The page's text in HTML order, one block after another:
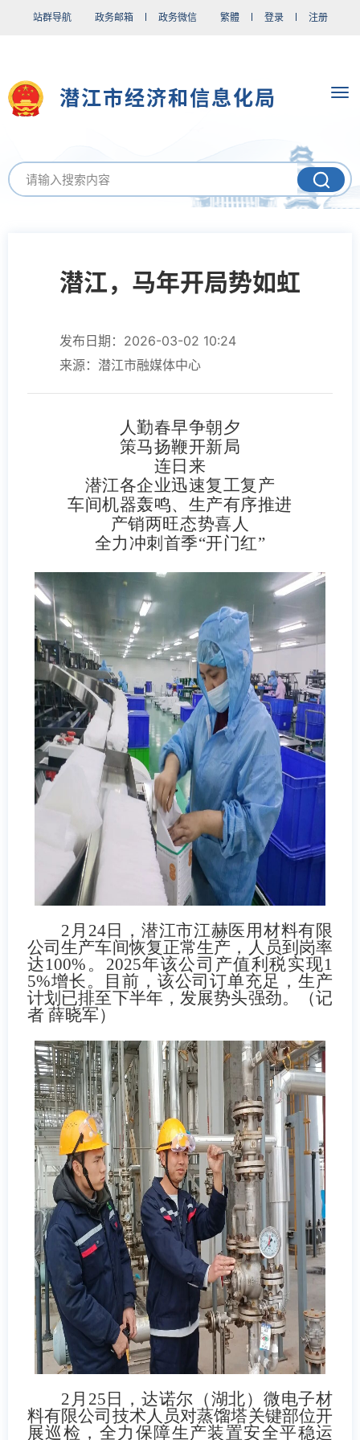
站群导航 政务邮箱 政务微信 繁體 登录 注册
潜江市经济和信息化局
潜江，马年开局势如虹
发布日期：2026-03-02 10:24
来源：潜江市融媒体中心
人勤春早争朝夕
策马扬鞭开新局
连日来
潜江各企业迅速复工复产
车间机器轰鸣、生产有序推进
产销两旺态势喜人
全力冲刺首季“开门红”
2 月 24日，潜江市江赫医用材料有限
公司生产车间恢复正常生产，人员到岗率
达100% 。 2025年该公司产值利税实现1
5%增长。目前，该公司订单充足，生产
计划已排至下半年，发展势头强劲。（记
者 薛晓军）
2 月 25 日，达诺尔（湖北）微电子材
料有限公司技术人员对蒸馏塔关键部位开
展巡检，全力保障生产装置安全平稳运